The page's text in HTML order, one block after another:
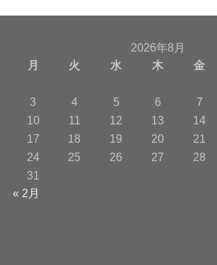
2026年8月
月
火 水 木 金
3
4 5 6 7
10
11 12 13 14
17
18 19 20 21
24
25 26 27 28
31
« 2月